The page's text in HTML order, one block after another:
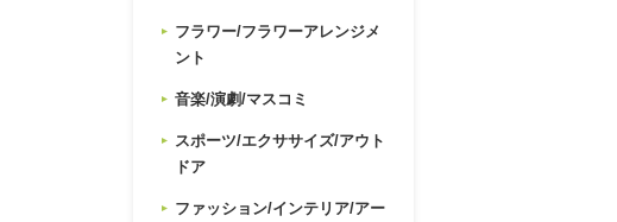
フラワー/フラワーアレンジメ
ント
音楽/演劇/マスコミ
スポーツ/エクササイズ/アウト
ドア
ファッション/インテリア/アー